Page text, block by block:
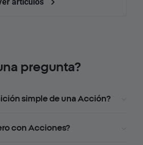
pregunta?
simple de una Acción?
con Acciones?